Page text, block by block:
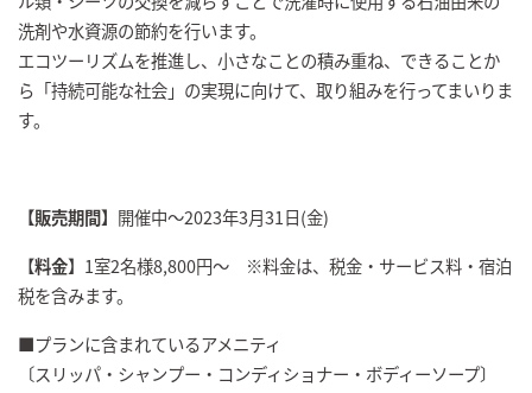
洗剤や水資源の節約を行います。
エコツーリズムを推進し、小さなことの積み重ね、できることか
ら「持続可能な社会」の実現に向けて、取り組みを行ってまいりま
す。
【販売期間】 開催中～2023年3月31日(金)
【料金】1室2名様8,800円～ ※料金は、税金・サービス料・宿泊
税を含みます。
■プランに含まれているアメニティ
〔スリッパ・シャンプー・コンディショナー・ボディーソープ〕